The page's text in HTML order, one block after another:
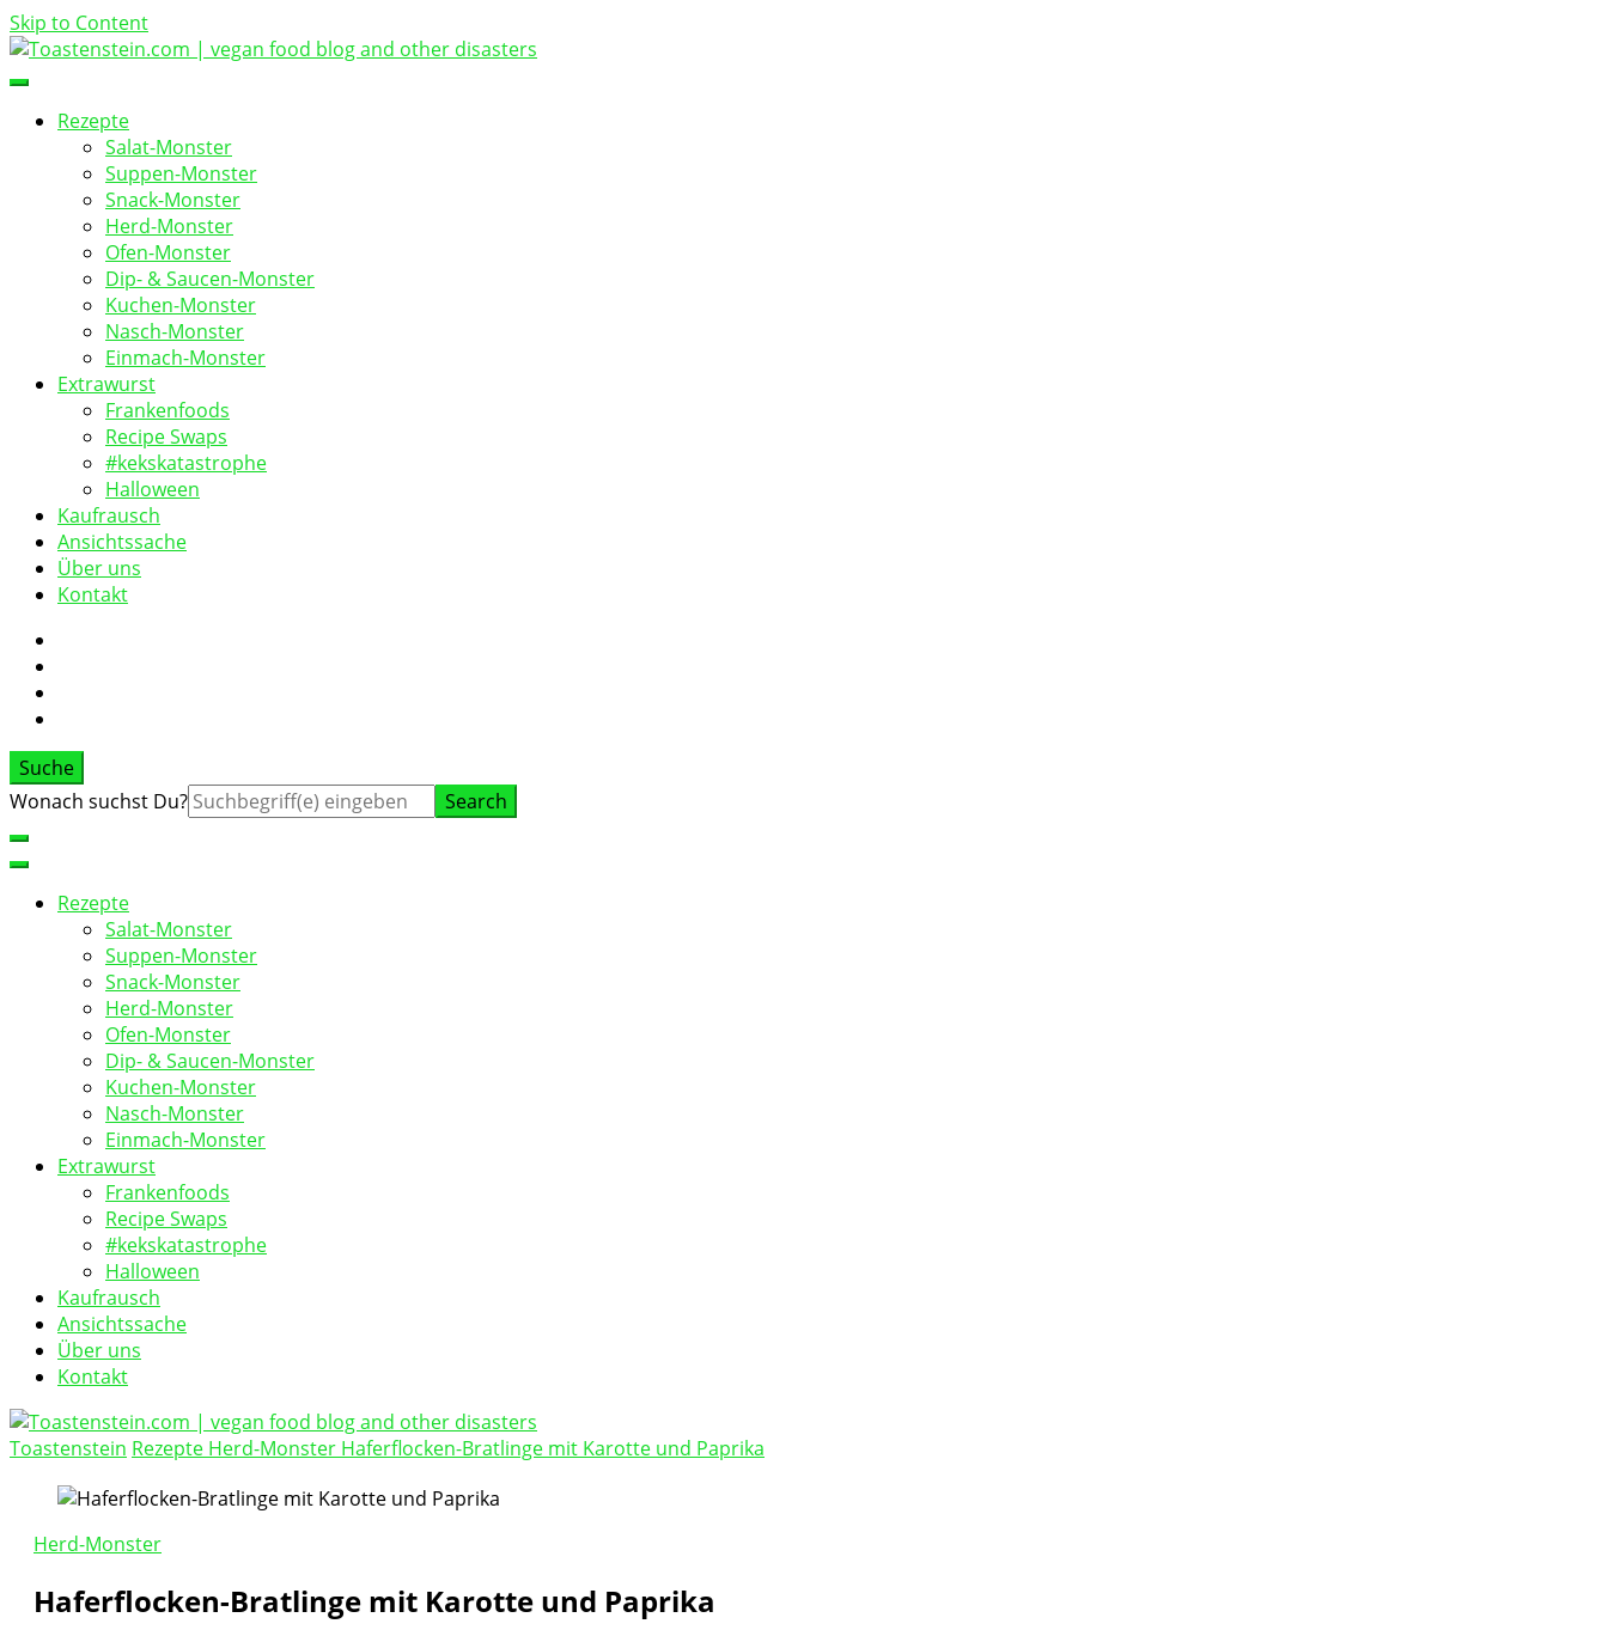
Skip to Content
Toastenstein.com
vegan food blog
Rezepte
Salat-Monster
Suppen-Monster
Snack-Monster
Herd-Monster
Ofen-Monster
Dip- & Saucen-Monster
Kuchen-Monster
Nasch-Monster
Einmach-Monster
Extrawurst
Frankenfoods
Recipe Swaps
#kekskatastrophe
Halloween
Kaufrausch
Ansichtssache
Über uns
Kontakt
Suche
Suche
Wonach suchst Du?
Rezepte
Salat-Monster
Suppen-Monster
Snack-Monster
Herd-Monster
Ofen-Monster
Dip- & Saucen-Monster
Kuchen-Monster
Nasch-Monster
Einmach-Monster
Extrawurst
Frankenfoods
Recipe Swaps
#kekskatastrophe
Halloween
Kaufrausch
Ansichtssache
Über uns
Kontakt
Toastenstein.com
Toastenstein Rezepte Herd-Monster Haferflocken-Bratlinge mit Karotte und Paprika
Herd-Monster
Haferflocken-Bratlinge mit Karotte und Paprika